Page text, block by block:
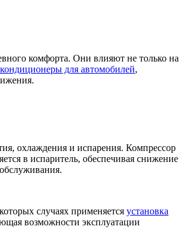
комфорта. Они влияют не только на
для автомобилей,
охлаждения и испарения. Компрессор
в испаритель, обеспечивая снижение
случаях применяется установка
возможности эксплуатации